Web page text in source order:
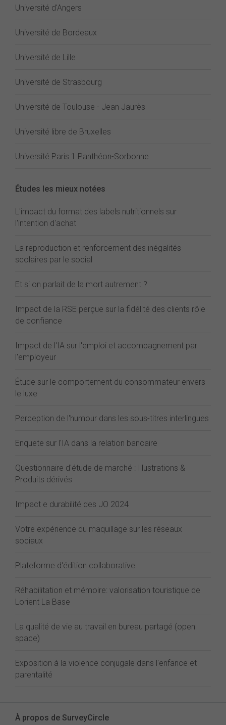
Université d'Angers
Université de Bordeaux
Université de Lille
Université de Strasbourg
Université de Toulouse - Jean Jaurès
Université libre de Bruxelles
Université Paris 1 Panthéon-Sorbonne
Études les mieux notées
L'impact du format des labels nutritionnels sur
l'intention d'achat
La reproduction et renforcement des inégalités
scolaires par le social
Et si on parlait de la mort autrement ?
Impact de la RSE perçue sur la fidélité des clients rôle
de confiance
Impact de l'IA sur l'emploi et accompagnement par
l'employeur
Étude sur le comportement du consommateur envers
le luxe
Perception de l'humour dans les sous-titres interlingues
Enquete sur l'IA dans la relation bancaire
Questionnaire d'étude de marché : Illustrations &
Produits dérivés
Impact e durabilité des JO 2024
Votre expérience du maquillage sur les réseaux
sociaux
Plateforme d'édition collaborative
Réhabilitation et mémoire: valorisation touristique de
Lorient La Base
La qualité de vie au travail en bureau partagé (open
space)
Exposition à la violence conjugale dans l'enfance et
parentalité
À propos de SurveyCircle